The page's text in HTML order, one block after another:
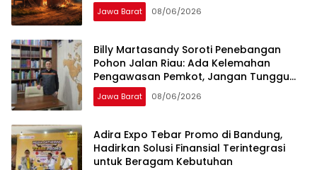
Jawa Barat 08/06/2026
Billy Martasandy Soroti Penebangan
Pohon Jalan Riau: Ada Kelemahan
Pengawasan Pemkot, Jangan Tunggu
Viral Baru Bertindak
Jawa Barat 08/06/2026
Adira Expo Tebar Promo di Bandung,
Hadirkan Solusi Finansial Terintegrasi
untuk Beragam Kebutuhan